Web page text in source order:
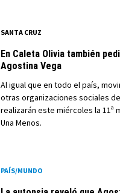
SANTA CRUZ
En Caleta Olivia también
Agostina Vega
Al igual que en todo el país,
otras organizaciones sociales
realizarán este miércoles la 11ª
Una Menos.
PAÍS/MUNDO